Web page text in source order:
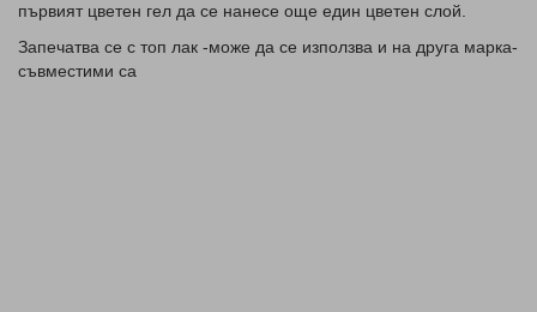
първият цветен гел да се нанесе още един цветен слой.
Запечатва се с топ лак -може да се използва и на друга марка-
съвместими са